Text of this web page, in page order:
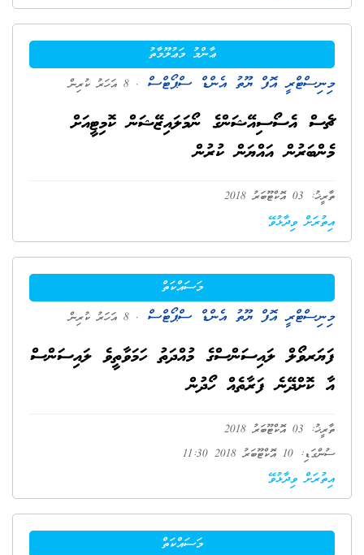
ޢާންމު މަޢުލޫމާތު
މިނިސްޓްރީ އޮފް ޔޫތު އެންޑް ސްޕޯޓްސް . 8 އަހަރު ކުރިން
ޗެސް އެސޯސިއޭޝަންގެ ނޯމަލައިޒޭޝަން ކޮމިޓީއަށް
މެންބަރުން އައްޔަން ކުރުން
ތާރީޚު: 03 އޮކްޓޫބަރު 2018
އިތުރަށް ވިދާޅުވޭ
މަސައްކަތް
މިނިސްޓްރީ އޮފް ޔޫތު އެންޑް ސްޕޯޓްސް . 8 އަހަރު ކުރިން
ފަޔަރވޯލް ލައިސަންސްގެ މުއްދަތު ހަމަވާތީވެ ލައިސަންސް
އާ ކޮށްދޭނެ ފަރާތެއް ހޯދުން
ތާރީޚު: 03 އޮކްޓޫބަރު 2018
ސުންގަޑި: 10 އޮކްޓޫބަރު 2018 11:30
އިތުރަށް ވިދާޅުވޭ
މަސައްކަތް